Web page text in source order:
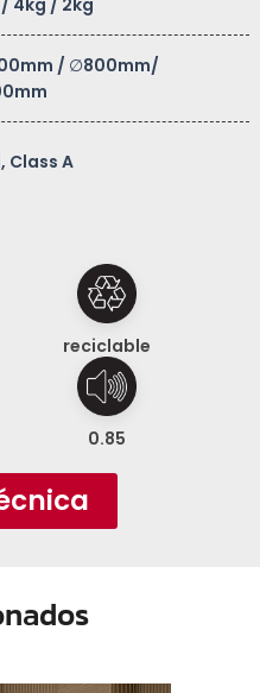
4kg / 2kg
/ ∅800mm/
Class A
reciclable
0.85